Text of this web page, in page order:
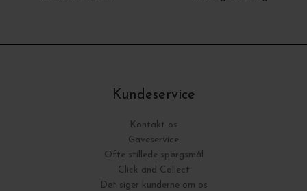
Kundeservice
Kontakt os
Gaveservice
Ofte stillede spørgsmål
Click and Collect
Det siger kunderne om os